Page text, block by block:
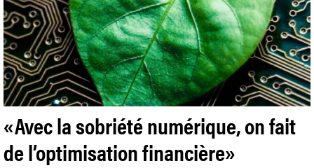
«Avec la sobriété numérique, on fait
de l’optimisation financière»